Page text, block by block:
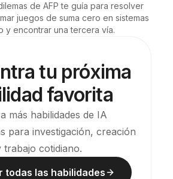
de AFP te guía para resolver
juegos de suma cero en sistemas
y encontrar una tercera vía.
tu próxima
favorita
más habilidades de IA
para investigación, creación
trabajo cotidiano.
todas las habilidades